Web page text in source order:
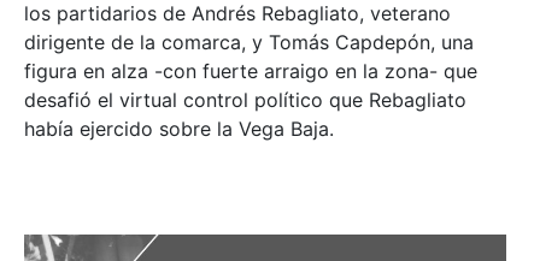
los partidarios de Andrés Rebagliato, veterano
dirigente de la comarca, y Tomás Capdepón, una
figura en alza -con fuerte arraigo en la zona- que
desafió el virtual control político que Rebagliato
había ejercido sobre la Vega Baja.